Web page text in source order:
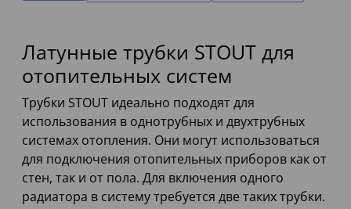
Латунные трубки STOUT для
отопительных систем
Трубки STOUT идеально подходят для
использования в однотрубных и двухтрубных
системах отопления. Они могут использоваться
для подключения отопительных приборов как от
стен, так и от пола. Для включения одного
радиатора в систему требуется две таких трубки.